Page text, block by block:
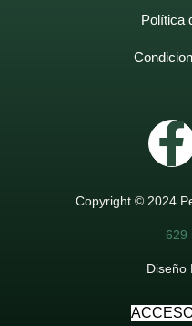
Política
Copyright © 2024
629
Diseño